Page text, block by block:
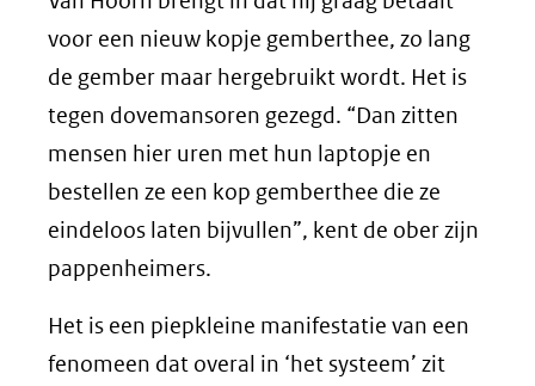
voor een nieuw kopje gemberthee, zo lang
de gember maar hergebruikt wordt. Het is
tegen dovemansoren gezegd. “Dan zitten
mensen hier uren met hun laptopje en
bestellen ze een kop gemberthee die ze
eindeloos laten bijvullen”, kent de ober zijn
pappenheimers.
Het is een piepkleine manifestatie van een
fenomeen dat overal in ‘het systeem’ zit